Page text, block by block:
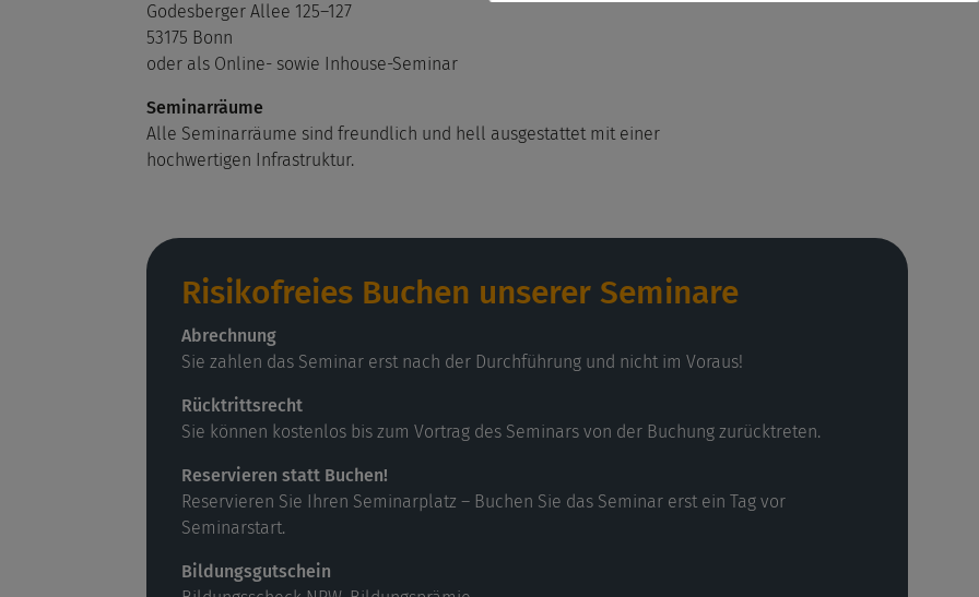
Godesberger Allee 125–127
53175 Bonn
oder als Online- sowie Inhouse-Seminar
Seminarräume
Alle Seminarräume sind freundlich und hell ausgestattet mit einer
hochwertigen Infrastruktur.
Risikofreies Buchen unserer Seminare
Abrechnung
Sie zahlen das Seminar erst nach der Durchführung und nicht im Voraus!
Rücktrittsrecht
Sie können kostenlos bis zum Vortrag des Seminars von der Buchung zurücktreten.
Reservieren statt Buchen!
Reservieren Sie Ihren Seminarplatz – Buchen Sie das Seminar erst ein Tag vor
Seminarstart.
Bildungsgutschein